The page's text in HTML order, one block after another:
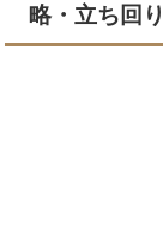
略・立ち回り